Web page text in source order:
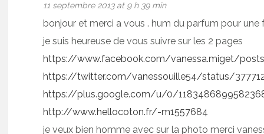
11 septembre 2013 at 9 h 39 min
bonjour et merci a vous . hum du parfum pour une
je suis heureuse de vous suivre sur les 2 pages
https://www.facebook.com/vanessa.miget/
https://twitter.com/vanessouille54/status/
https://plus.google.com/u/0/
http://www.hellocoton.fr/-m1557684
je veux bien homme avec sur la photo merci